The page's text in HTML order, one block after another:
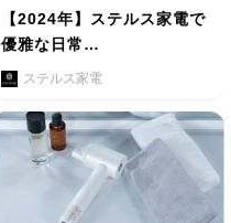
【2024年】ステルス家電で
優雅な日常…
ステルス家電